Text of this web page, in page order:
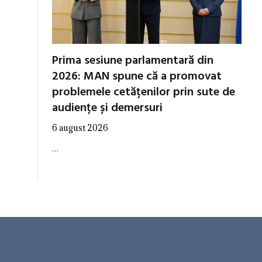
Prima sesiune parlamentară din
2026: MAN spune că a promovat
problemele cetățenilor prin sute de
audiențe și demersuri
6 august 2026
…